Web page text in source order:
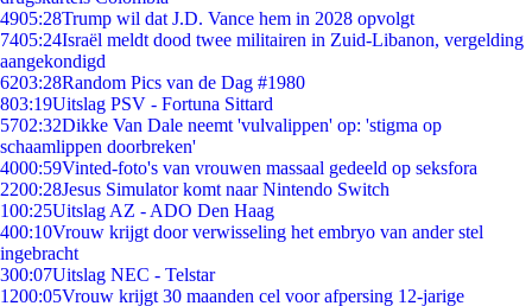
4905:28Trump wil dat J.D. Vance hem in 2028 opvolgt
7405:24Israël meldt dood twee militairen in Zuid-Libanon, vergelding
aangekondigd
6203:28Random Pics van de Dag #1980
803:19Uitslag PSV - Fortuna Sittard
5702:32Dikke Van Dale neemt 'vulvalippen' op: 'stigma op
schaamlippen doorbreken'
4000:59Vinted-foto's van vrouwen massaal gedeeld op seksfora
2200:28Jesus Simulator komt naar Nintendo Switch
100:25Uitslag AZ - ADO Den Haag
400:10Vrouw krijgt door verwisseling het embryo van ander stel
ingebracht
300:07Uitslag NEC - Telstar
1200:05Vrouw krijgt 30 maanden cel voor afpersing 12-jarige